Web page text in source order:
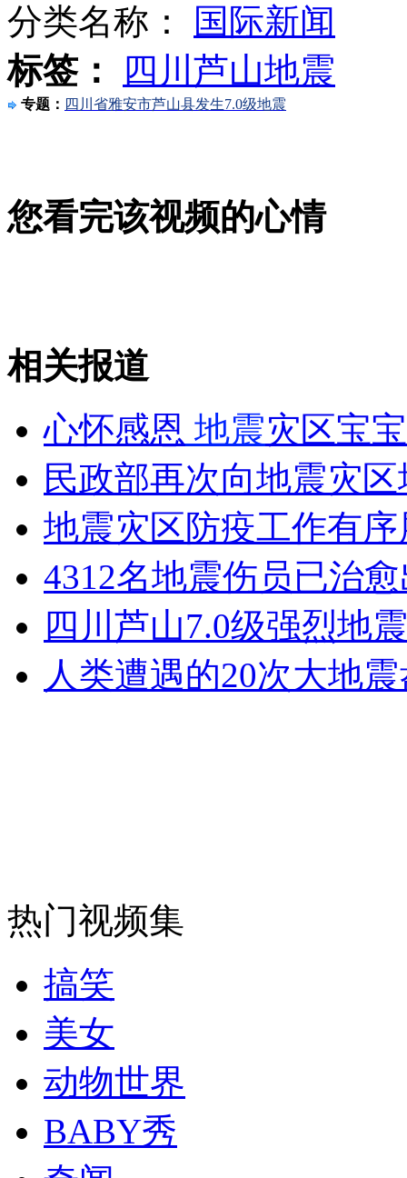
大批救援物资运抵宝兴县城 仍急缺帐篷大型炊具
夜访宝兴最大安置点 防火尤为重要
女孩北京地铁殴打老人 痛下狠手拳打脚踢
无痛分娩是否安全 医生回应
外交部：反对强权政治霸凌主义
外交部：有关国家言论片面不公正
安徽一实载49人客车翻车
纽约上演“枕头大战”
司机酒驾遇交警 急速倒车逃窜
分类名称：
国际新闻
标签：
四川芦山地震
专题： 四川省雅安市芦山县发生7.0级地震
您看完该视频的心情
相关报道
心怀感恩 地震灾区宝
民政部再次向地震灾
地震灾区防疫工作有序
4312名地震伤员已治
四川芦山7.0级强烈地
人类遭遇的20次大地
热门视频集
搞笑
美女
动物世界
BABY秀